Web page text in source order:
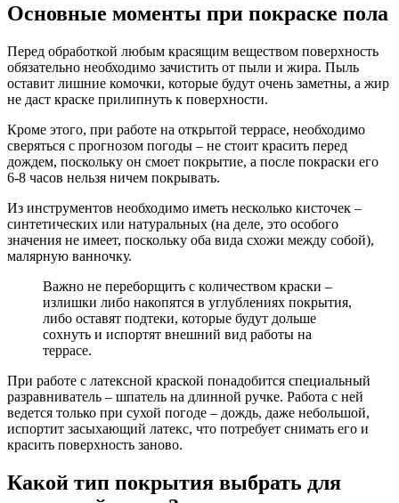
Основные моменты при покраске пола
Перед обработкой любым красящим веществом поверхность
обязательно необходимо зачистить от пыли и жира. Пыль
оставит лишние комочки, которые будут очень заметны, а жир
не даст краске прилипнуть к поверхности.
Кроме этого, при работе на открытой террасе, необходимо
сверяться с прогнозом погоды – не стоит красить перед
дождем, поскольку он смоет покрытие, а после покраски его
6-8 часов нельзя ничем покрывать.
Из инструментов необходимо иметь несколько кисточек –
синтетических или натуральных (на деле, это особого
значения не имеет, поскольку оба вида схожи между собой),
малярную ванночку.
Важно не переборщить с количеством краски –
излишки либо накопятся в углублениях покрытия,
либо оставят подтеки, которые будут дольше
сохнуть и испортят внешний вид работы на
террасе.
При работе с латексной краской понадобится специальный
разравниватель – шпатель на длинной ручке. Работа с ней
ведется только при сухой погоде – дождь, даже небольшой,
испортит засыхающий латекс, что потребует снимать его и
красить поверхность заново.
Какой тип покрытия выбрать для